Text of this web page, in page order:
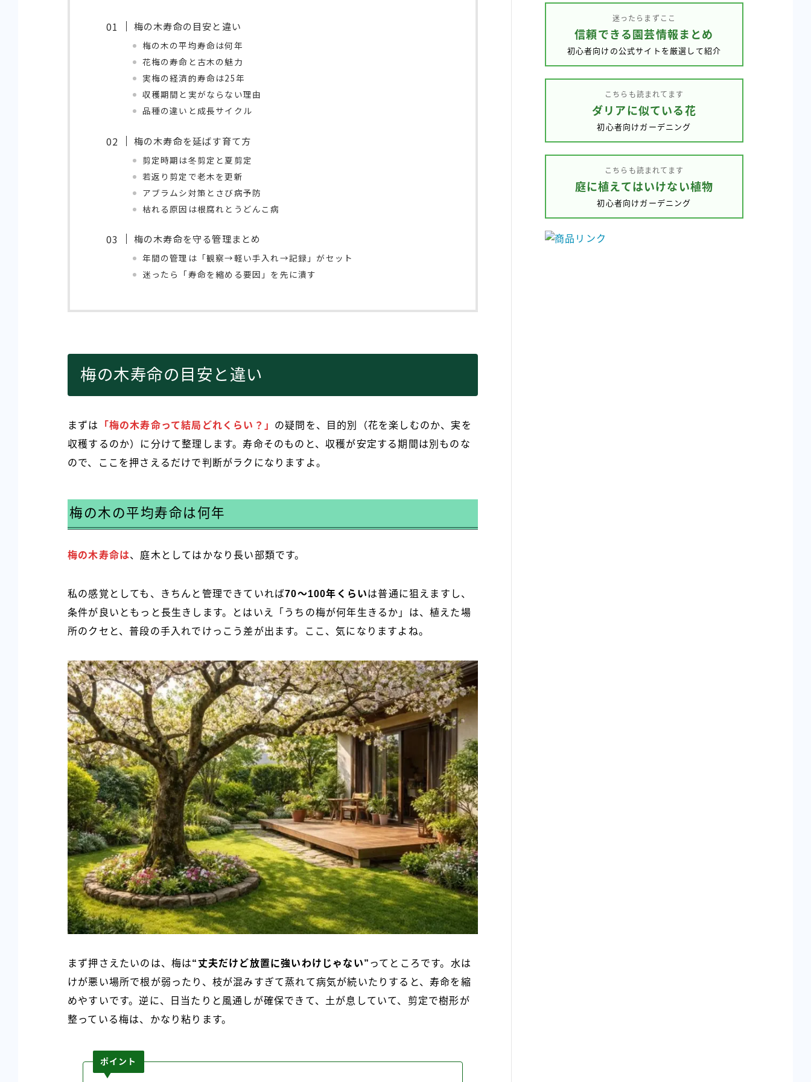
梅の木寿命の目安と違い
梅の木の平均寿命は何年
花梅の寿命と古木の魅力
実梅の経済的寿命は25年
収穫期間と実がならない理由
品種の違いと成長サイクル
梅の木寿命を延ばす育て方
剪定時期は冬剪定と夏剪定
若返り剪定で老木を更新
アブラムシ対策とさび病予防
枯れる原因は根腐れとうどんこ病
梅の木寿命を守る管理まとめ
年間の管理は「観察→軽い手入れ→記録」がセット
迷ったら「寿命を縮める要因」を先に潰す
梅の木寿命の目安と違い
まずは 「梅の木寿命って結局どれくらい？」 の疑問を、目的別（花を楽しむのか、実を
収穫するのか）に分けて整理します。寿命そのものと、収穫が安定する期間は別ものな
ので、ここを押さえるだけで判断がラクになりますよ。
梅の木の平均寿命は何年
梅の木寿命は、庭木としてはかなり長い部類です。
私の感覚としても、きちんと管理できていれば70〜100年くらいは普通に狙えますし、
条件が良いともっと長生きします。とはいえ「うちの梅が何年生きるか」は、植えた場
所のクセと、普段の手入れでけっこう差が出ます。ここ、気になりますよね。
まず押さえたいのは、梅は“丈夫だけど放置に強いわけじゃない” ってところです。水は
けが悪い場所で根が弱ったり、枝が混みすぎて蒸れて病気が続いたりすると、寿命を縮
めやすいです。逆に、日当たりと風通しが確保できて、土が息していて、剪定で樹形が
整っている梅は、かなり粘ります。
ポイント
迷ったらまずここ
信頼できる園芸情報まとめ
初心者向けの公式サイトを厳選して紹介
こちらも読まれてます
ダリアに似ている花
初心者向けガーデニング
こちらも読まれてます
庭に植えてはいけない植物
初心者向けガーデニング